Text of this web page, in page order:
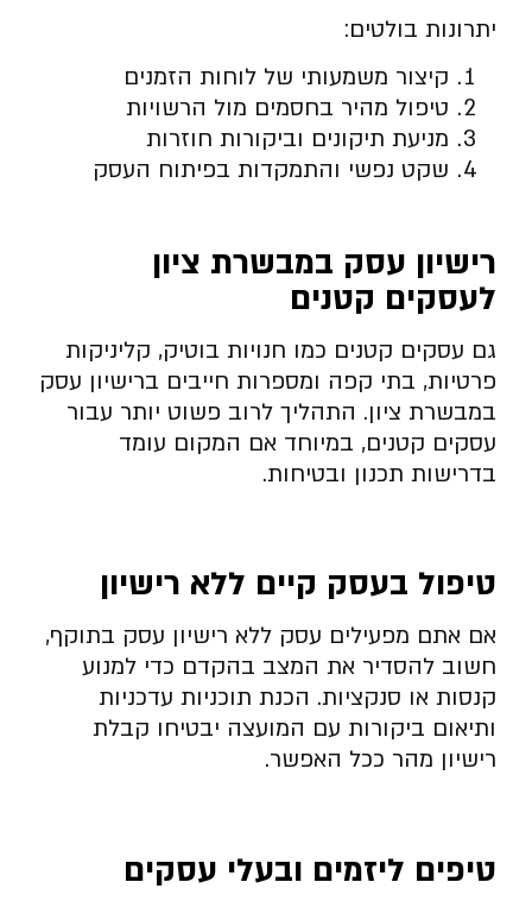
יתרונות בולטים:
קיצור משמעותי של לוחות הזמנים
טיפול מהיר בחסמים מול הרשויות
מניעת תיקונים וביקורות חוזרות
שקט נפשי והתמקדות בפיתוח העסק
רישיון עסק במבשרת ציון
לעסקים קטנים
גם עסקים קטנים כמו חנויות בוטיק, קליניקות
פרטיות, בתי קפה ומספרות חייבים ברישיון עסק
במבשרת ציון. התהליך לרוב פשוט יותר עבור
עסקים קטנים, במיוחד אם המקום עומד
בדרישות תכנון ובטיחות.
טיפול בעסק קיים ללא רישיון
אם אתם מפעילים עסק ללא רישיון עסק בתוקף,
חשוב להסדיר את המצב בהקדם כדי למנוע
קנסות או סנקציות. הכנת תוכניות עדכניות
ותיאום ביקורות עם המועצה יבטיחו קבלת
רישיון מהר ככל האפשר.
טיפים ליזמים ובעלי עסקים